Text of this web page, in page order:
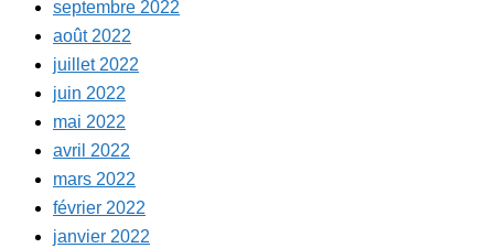
septembre 2022
août 2022
juillet 2022
juin 2022
mai 2022
avril 2022
mars 2022
février 2022
janvier 2022